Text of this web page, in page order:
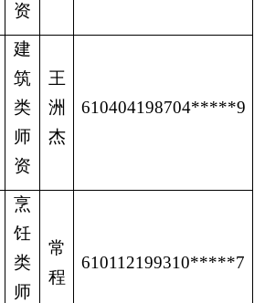
资
建
筑
类
师
资
王
洲
杰
610404198704*****9
烹
饪
类
师
常
程
610112199310*****7